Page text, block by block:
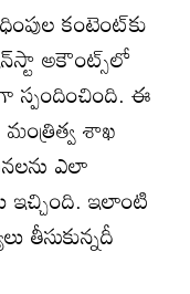
కంటెంట్‌కు
అకౌంట్స్‌లో
స్పందించింది. ఈ
శాఖ
ఎలా
ఇచ్చింది. ఇలాంటి
తీసుకున్నదీ